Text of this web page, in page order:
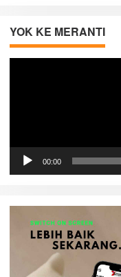
YOK KE MERANTI
00:00